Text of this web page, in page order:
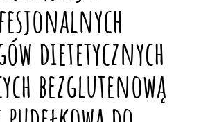
dietetycznych
bezglutenową